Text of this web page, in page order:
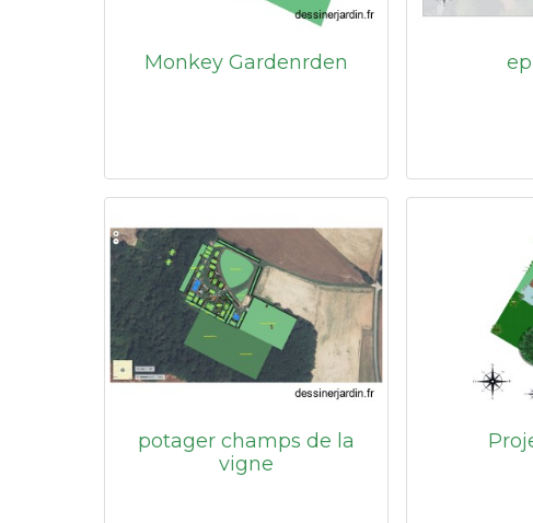
Monkey Gardenrden
potager champs de la
vigne